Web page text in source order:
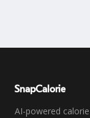
SnapCalorie
AI-powered